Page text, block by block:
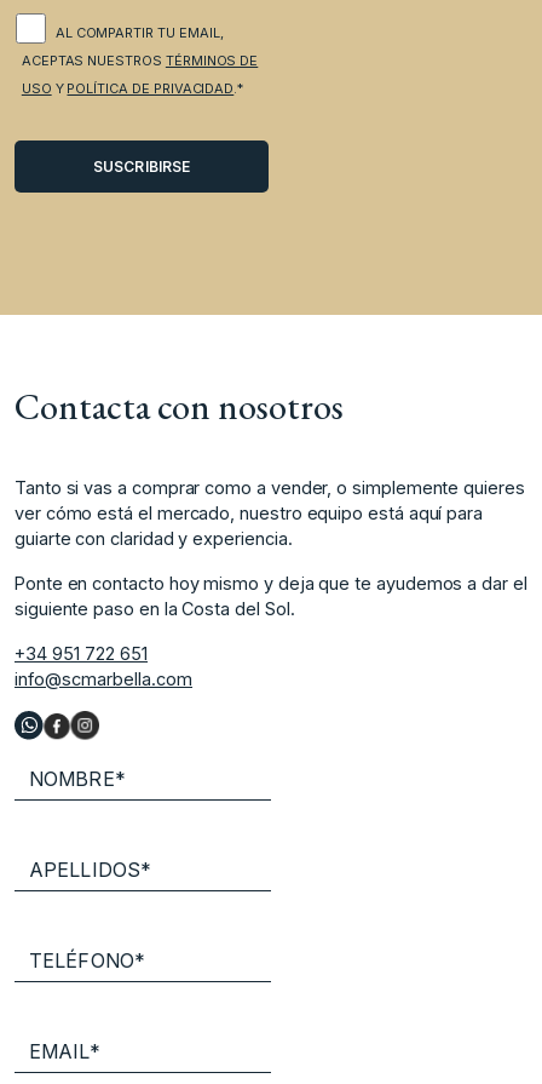
AL COMPARTIR TU EMAIL,
ACEPTAS NUESTROS TÉRMINOS DE
USO Y POLÍTICA DE PRIVACIDAD.*
Contacta con nosotros
Tanto si vas a comprar como a vender, o simplemente quieres
ver cómo está el mercado, nuestro equipo está aquí para
guiarte con claridad y experiencia.
Ponte en contacto hoy mismo y deja que te ayudemos a dar el
siguiente paso en la Costa del Sol.
+34 951 722 651
info@scmarbella.com